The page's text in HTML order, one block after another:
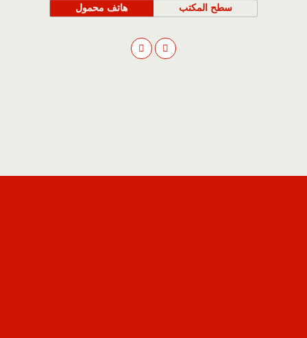
هاتف محمول سطح المكتب